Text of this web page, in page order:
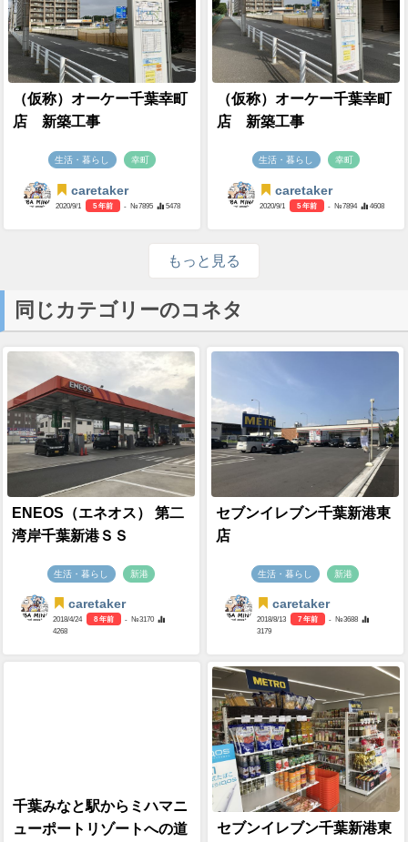
（仮称）オーケー千葉幸町
店 新築工事
生活・暮らし 幸町
caretaker
2020/9/1 5 年前 - №7895 5478
（仮称）オーケー千葉幸町
店 新築工事
生活・暮らし 幸町
caretaker
2020/9/1 5 年前 - №7894 4608
もっと見る
同じカテゴリーのコネタ
ENEOS（エネオス） 第二
湾岸千葉新港ＳＳ
生活・暮らし 新港
caretaker
2018/4/24 8 年前
- №3170
4268
セブンイレブン千葉新港東
店
生活・暮らし 新港
caretaker
2018/8/13 7 年前
- №3688
3179
千葉みなと駅からミハマニ
ューポートリゾートへの道
セブンイレブン千葉新港東